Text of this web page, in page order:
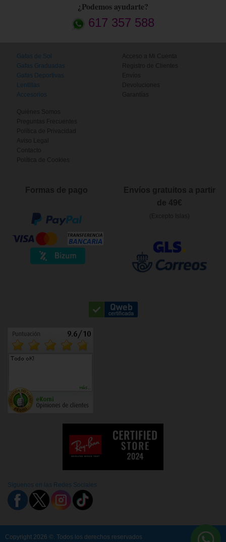
¿Podemos ayudarte?
617 357 588
Gafas de Sol
Gafas Graduadas
Gafas Deportivas
Lentillas
Accesorios
Acceso a Mi Cuenta
Registro de Clientes
Envíos
Devoluciones
Garantías
Quiénes Somos
Preguntas Frecuentes
Política de Privacidad
Aviso Legal
Contacto
Política de Cookies
Formas de pago
Envíos gratuitos a partir
de 49€
(Excepto Islas)
Síguenos en las Redes Sociales
Copyright 2026 ©. Todos los derechos reservados